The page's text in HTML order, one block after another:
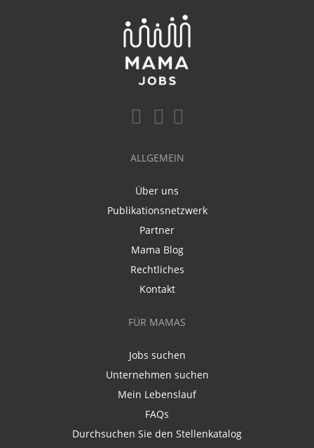
ALLGEMEIN
Über uns
Publikationsnetzwerk
Partner
Mama Blog
Rechtliches
Kontakt
FÜR MAMAS
Jobs suchen
Unternehmen suchen
Mein Lebenslauf
FAQs
Durchsuchen Sie den Stellenkatalog